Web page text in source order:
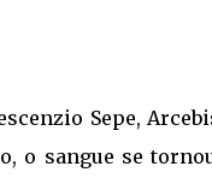
Sepe,
o sangue se